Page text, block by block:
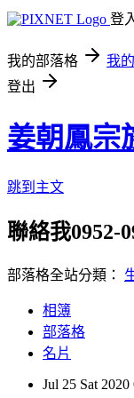
登
我的部落格 我
登出
姜朝鳳宗
跳到主文
聯絡我0952-
部落格全站分類：
相簿
部落格
名片
Jul 25 Sat 2020